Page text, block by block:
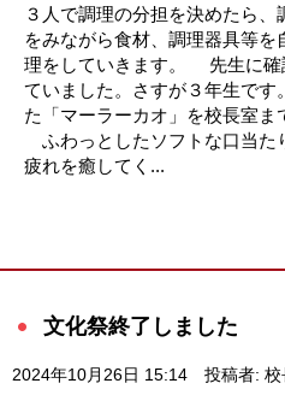
３人で調理の分担を決めたら
をみながら食材、調理器具等
理をしていきます。 先生に確
ていました。さすが３年生
た「マーラーカオ」を校長室ま
ふわっとしたソフトな口当た
疲れを癒してく...
文化祭終了しました
2024年10月26日 15:14 投稿者: 校